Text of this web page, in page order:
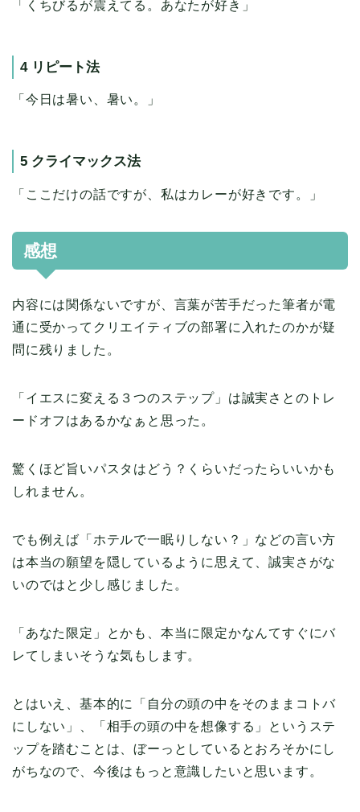
「くちびるが震えてる。あなたが好き」
4 リピート法
「今日は暑い、暑い。」
5 クライマックス法
「ここだけの話ですが、私はカレーが好きです。」
感想
内容には関係ないですが、言葉が苦手だった筆者が電
通に受かってクリエイティブの部署に入れたのかが疑
問に残りました。
「イエスに変える３つのステップ」は誠実さとのトレ
ードオフはあるかなぁと思った。
驚くほど旨いパスタはどう？くらいだったらいいかも
しれません。
でも例えば「ホテルで一眠りしない？」などの言い方
は本当の願望を隠しているように思えて、誠実さがな
いのではと少し感じました。
「あなた限定」とかも、本当に限定かなんてすぐにバ
レてしまいそうな気もします。
とはいえ、基本的に「自分の頭の中をそのままコトバ
にしない」、「相手の頭の中を想像する」というステ
ップを踏むことは、ぼーっとしているとおろそかにし
がちなので、今後はもっと意識したいと思います。